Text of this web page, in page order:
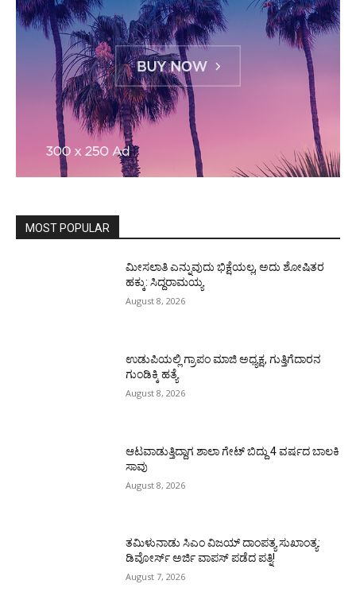
MOST POPULAR
ಮೀಸಲಾತಿ ಎನ್ನುವುದು ಭಿಕ್ಷೆಯಲ್ಲ, ಅದು ಶೋಷಿತರ
ಹಕ್ಕು: ಸಿದ್ದರಾಮಯ್ಯ
August 8, 2026
ಉಡುಪಿಯಲ್ಲಿ ಗ್ರಾಪಂ ಮಾಜಿ ಅಧ್ಯಕ್ಷ, ಗುತ್ತಿಗೆದಾರನ
ಗುಂಡಿಕ್ಕಿ ಹತ್ಯೆ
August 8, 2026
ಆಟವಾಡುತ್ತಿದ್ದಾಗ ಶಾಲಾ ಗೇಟ್‌ ಬಿದ್ದು 4 ವರ್ಷದ ಬಾಲಕಿ
ಸಾವು
August 8, 2026
ತಮಿಳುನಾಡು ಸಿಎಂ ವಿಜಯ್‌ ದಾಂಪತ್ಯ ಸುಖಾಂತ್ಯ:
ಡಿವೋರ್ಸ್‌ ಅರ್ಜಿ ವಾಪಸ್‌ ಪಡೆದ ಪತ್ನಿ!
August 7, 2026